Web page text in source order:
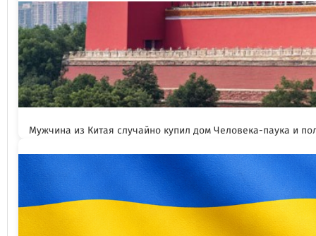
Мужчина из Китая случайно купил дом Человека-паука и